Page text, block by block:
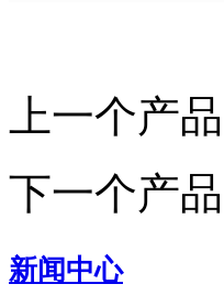
上一个产品
下一个产品
新闻中心